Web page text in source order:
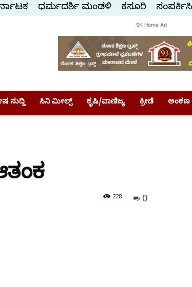
ಧರ್ಮದರ್ಶಿ ಮಂಡಳಿ ಕಸ್ತೂರಿ ಸಂಪರ್ಕಿಸಿ
SK Home Ad
ಸುದ್ದಿ ಸಿನಿ ಮೀಲ್ಸ್ ಕೃಷಿ/ವಾಣಿಜ್ಯ ಕ್ರೀಡೆ ಅಂಕಣ
0
228